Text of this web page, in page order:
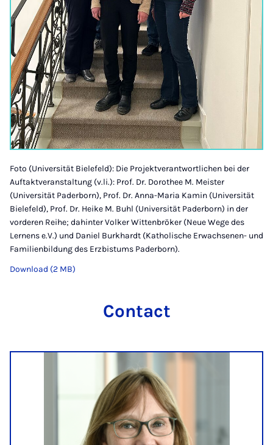
Foto (Universität Bielefeld): Die Projektverantwortlichen bei der
Auftaktveranstaltung (v.li.): Prof. Dr. Dorothee M. Meister
(Universität Paderborn), Prof. Dr. Anna-Maria Kamin (Universität
Bielefeld), Prof. Dr. Heike M. Buhl (Universität Paderborn) in der
vorderen Reihe; dahinter Volker Wittenbröker (Neue Wege des
Lernens e.V.) und Daniel Burkhardt (Katholische Erwachsenen- und
Familienbildung des Erzbistums Paderborn).
Download (2 MB)
Contact